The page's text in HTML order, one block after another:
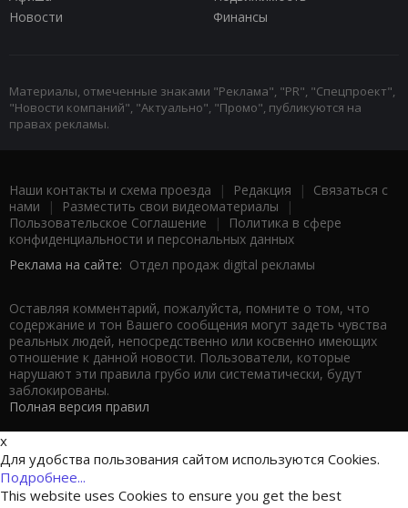
Новости
Финансы
Материалы, отмеченные знаками "Реклама", "PR", "Спецпроект",
"Новости компаний", "Актуально", "Промо", публикуются на
правах рекламы.
Наши контакты и схема проезда | Редакция | Связаться с
нами | Разместить свои видеоматериалы |
Пользовательское Соглашение |
Политика в сфере
конфиденциальности и персональных данных
Реклама на сайте: Отдел продаж digital рекламы
Оставляя комментарий, пожалуйста, помните о том, что
содержание и тон Вашего сообщения могут задеть чувства
реальных людей, непосредственно или косвенно имеющих
отношение к данной новости. Пользователи, которые
нарушают эти правила грубо или систематически, будут
заблокированы.
Полная версия правил
x
Для удобства пользования сайтом используются Cookies.
Подробнее...
This website uses Cookies to ensure you get the best